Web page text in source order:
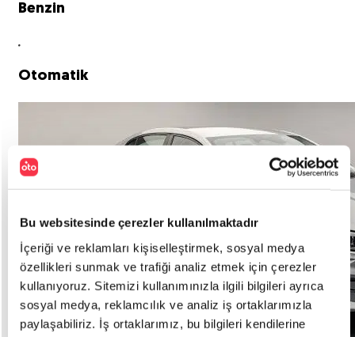
Bu websitesinde çerezler kullanılmaktadır
İçeriği ve reklamları kişiselleştirmek, sosyal medya
özellikleri sunmak ve trafiği analiz etmek için çerezler
kullanıyoruz. Sitemizi kullanımınızla ilgili bilgileri ayrıca
sosyal medya, reklamcılık ve analiz iş ortaklarımızla
paylaşabiliriz. İş ortaklarımız, bu bilgileri kendilerine
Benzin
Otomatik